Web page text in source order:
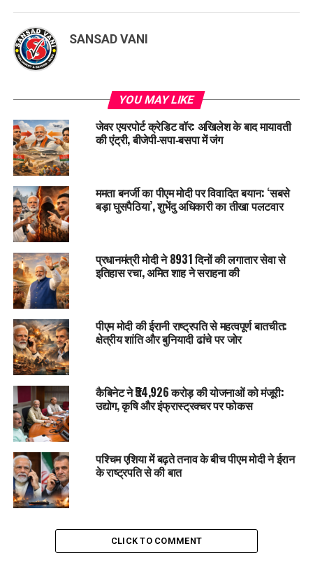
SANSAD VANI
YOU MAY LIKE
जेवर एयरपोर्ट क्रेडिट वॉर: अखिलेश के बाद मायावती
की एंट्री, बीजेपी‑सपा‑बसपा में जंग
ममता बनर्जी का पीएम मोदी पर विवादित बयान: ‘सबसे
बड़ा घुसपैठिया’, शुभेंदु अधिकारी का तीखा पलटवार
प्रधानमंत्री मोदी ने 8931 दिनों की लगातार सेवा से
इतिहास रचा, अमित शाह ने सराहना की
पीएम मोदी की ईरानी राष्ट्रपति से महत्वपूर्ण बातचीत:
क्षेत्रीय शांति और बुनियादी ढांचे पर जोर
कैबिनेट ने ₹54,926 करोड़ की योजनाओं को मंजूरी:
उद्योग, कृषि और इंफ्रास्ट्रक्चर पर फोकस
पश्चिम एशिया में बढ़ते तनाव के बीच पीएम मोदी ने ईरान
के राष्ट्रपति से की बात
CLICK TO COMMENT